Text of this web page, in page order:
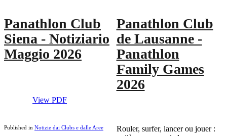
Panathlon Club
Siena - Notiziario
Maggio 2026
View PDF
Published in Notizie dai Clubs e dalle Aree
Panathlon Club
de Lausanne -
Panathlon
Family Games
2026
Rouler, surfer, lancer ou jouer :